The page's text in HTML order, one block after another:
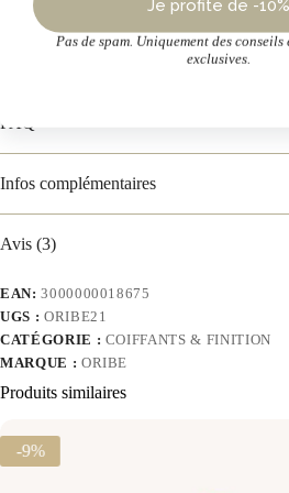
Je profite de -10%
Pas de spam. Uniquement des
exclusives.
FAQ
Infos complémentaires
Avis (3)
EAN:3000000018675
UGS : ORIBE21
CATÉGORIE : COIFFANTS & FINITION
MARQUE : ORIBE
Produits similaires
-9%